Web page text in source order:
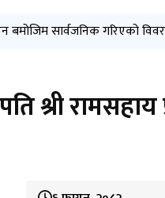
रामसहाय प्रसाद यादवज्यूले
सार्वजनिक गरिएको
सार्वजनिक गरिएको
श्री